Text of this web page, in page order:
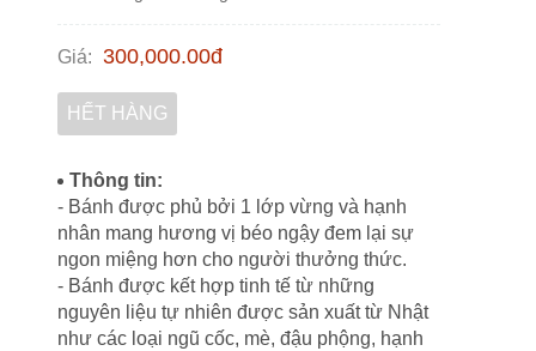
Giá: 300,000.00đ
HẾT HÀNG
Thông tin:
- Bánh được phủ bởi 1 lớp vừng và hạnh
nhân mang hương vị béo ngậy đem lại sự
ngon miệng hơn cho người thưởng thức.
- Bánh được kết hợp tinh tế từ những
nguyên liệu tự nhiên được sản xuất từ Nhật
như các loại ngũ cốc, mè, đậu phộng, hạnh